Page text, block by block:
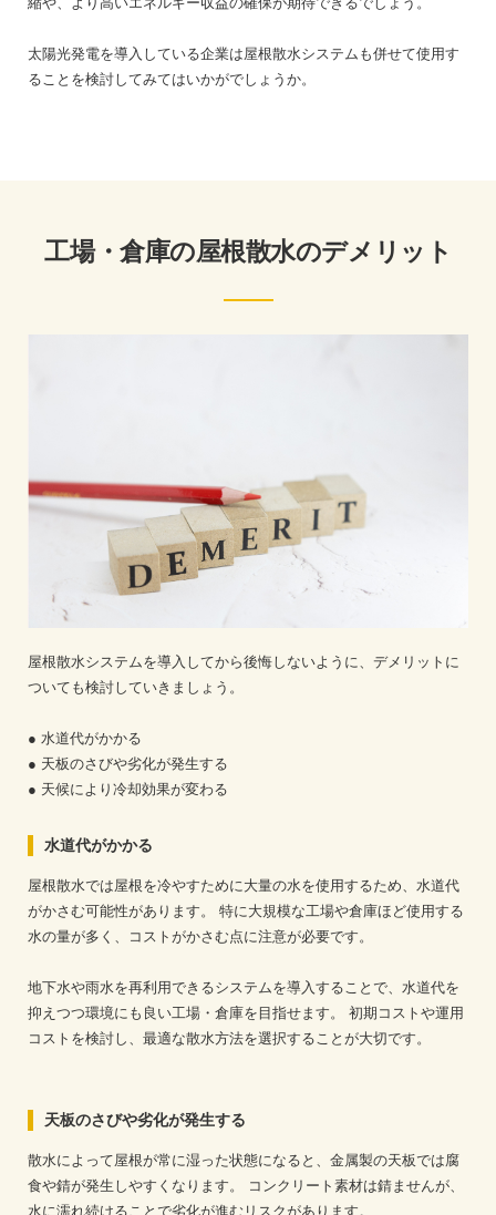
太陽光発電を導入している企業は屋根散水システムも併せて使用す
ることを検討してみてはいかがでしょうか。
工場・倉庫の屋根散水のデメリット
屋根散水システムを導入してから後悔しないように、デメリットに
ついても検討していきましょう。
● 水道代がかかる
● 天板のさびや劣化が発生する
● 天候により冷却効果が変わる
水道代がかかる
屋根散水では屋根を冷やすために大量の水を使用するため、水道代
がかさむ可能性があります。
特に大規模な工場や倉庫ほど使用する
水の量が多く、コストがかさむ点に注意が必要です。
地下水や雨水を再利用できるシステムを導入することで、水道代を
抑えつつ環境にも良い工場・倉庫を目指せます。
初期コストや運用
コストを検討し、最適な散水方法を選択することが大切です。
天板のさびや劣化が発生する
散水によって屋根が常に湿った状態になると、金属製の天板では腐
食や錆が発生しやすくなります。
コンクリート素材は錆ませんが、
水に濡れ続けることで劣化が進むリスクがあります。